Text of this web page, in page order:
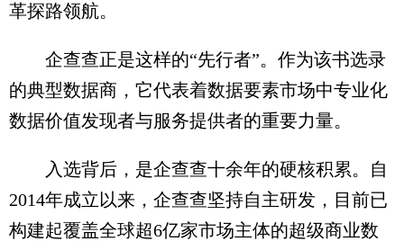
革探路领航。
企查查正是这样的“先行者”。作为该书选录
的典型数据商，它代表着数据要素市场中专业化
数据价值发现者与服务提供者的重要力量。
入选背后，是企查查十余年的硬核积累。自
2014年成立以来，企查查坚持自主研发，目前已
构建起覆盖全球超6亿家市场主体的超级商业数